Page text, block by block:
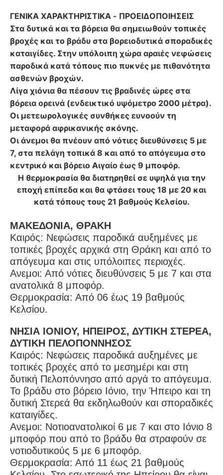
ΓΕΝΙΚΑ ΧΑΡΑΚΤΗΡΙΣΤΙΚΑ - ΠΡΟΕΙΔΟΠΟΙΗΣΕΙΣ
Στα δυτικά και τα βόρεια θα σημειωθούν τοπικές
βροχές και το βράδυ στα βορειοδυτικά σποραδικές
καταιγίδες. Στην υπόλοιπη χώρα αραιές νεφώσεις
παροδικά κατά τόπους πιο πυκνές με πιθανότητα
ασθενών βροχών.
Λίγα χιόνια θα πέσουν τις βραδινές ώρες στα
βόρεια ορεινά (ενδεικτικό υψόμετρο 2000 μέτρα).
Οι μετεωρολογικές συνθήκες ευνοούν τη
μεταφορά αφρικανικής σκόνης.
Οι άνεμοι θα πνέουν από νότιες διευθύνσεις 5 με
7, στα πελάγη τοπικά 8 και από το απόγευμα στο
κεντρικό και βόρειο Αιγαίο έως 9 μποφόρ.
Η θερμοκρασία θα διατηρηθεί σε υψηλά για την
εποχή επίπεδα και θα φτάσει τους 18 με 20 και
κατά τόπους τους 21 βαθμούς Κελσίου.
ΜΑΚΕΔΟΝΙΑ, ΘΡΑΚΗ
Καιρός: Νεφώσεις παροδικά αυξημένες με
τοπικές βροχές αρχικά στη Θράκη και από το
απόγευμα και στις υπόλοιπες περιοχές.
Ανεμοι: Από νότιες διευθύνσεις 5 με 7 και στα
ανατολικά 8 μποφόρ.
Θερμοκρασία: Από 06 έως 19 βαθμούς
Κελσίου.
ΝΗΣΙΑ ΙΟΝΙΟΥ, ΗΠΕΙΡΟΣ, ΔΥΤΙΚΗ ΣΤΕΡΕΑ,
ΔΥΤΙΚΗ ΠΕΛΟΠΟΝΝΗΣΟΣ
Καιρός: Νεφώσεις παροδικά αυξημένες με
τοπικές βροχές από το μεσημέρι και στη
δυτική Πελοπόννησο από αργά το απόγευμα.
Το βράδυ στο βόρειο Ιόνιο, την Ήπειρο και τη
δυτική Στερεά θα εκδηλωθούν και σποραδικές
καταιγίδες.
Ανεμοι: Νοτιοανατολικοί 6 με 7 και στο Ιόνιο 8
μποφόρ που από το βράδυ θα στραφούν σε
νοτιοδυτικούς 5 με 6 μποφόρ.
Θερμοκρασία: Από 11 έως 21 βαθμούς